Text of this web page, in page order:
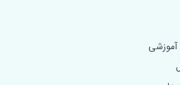
آموزشی